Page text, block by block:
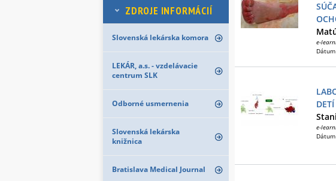
ZDROJE INFORMÁCIÍ
Slovenská lekárska komora
LEKÁR, a.s. - vzdelávacie
centrum SLK
Odborné usmernenia
Slovenská lekárska
knižnica
Bratislava Medical Journal
e-
DETÍ
e-